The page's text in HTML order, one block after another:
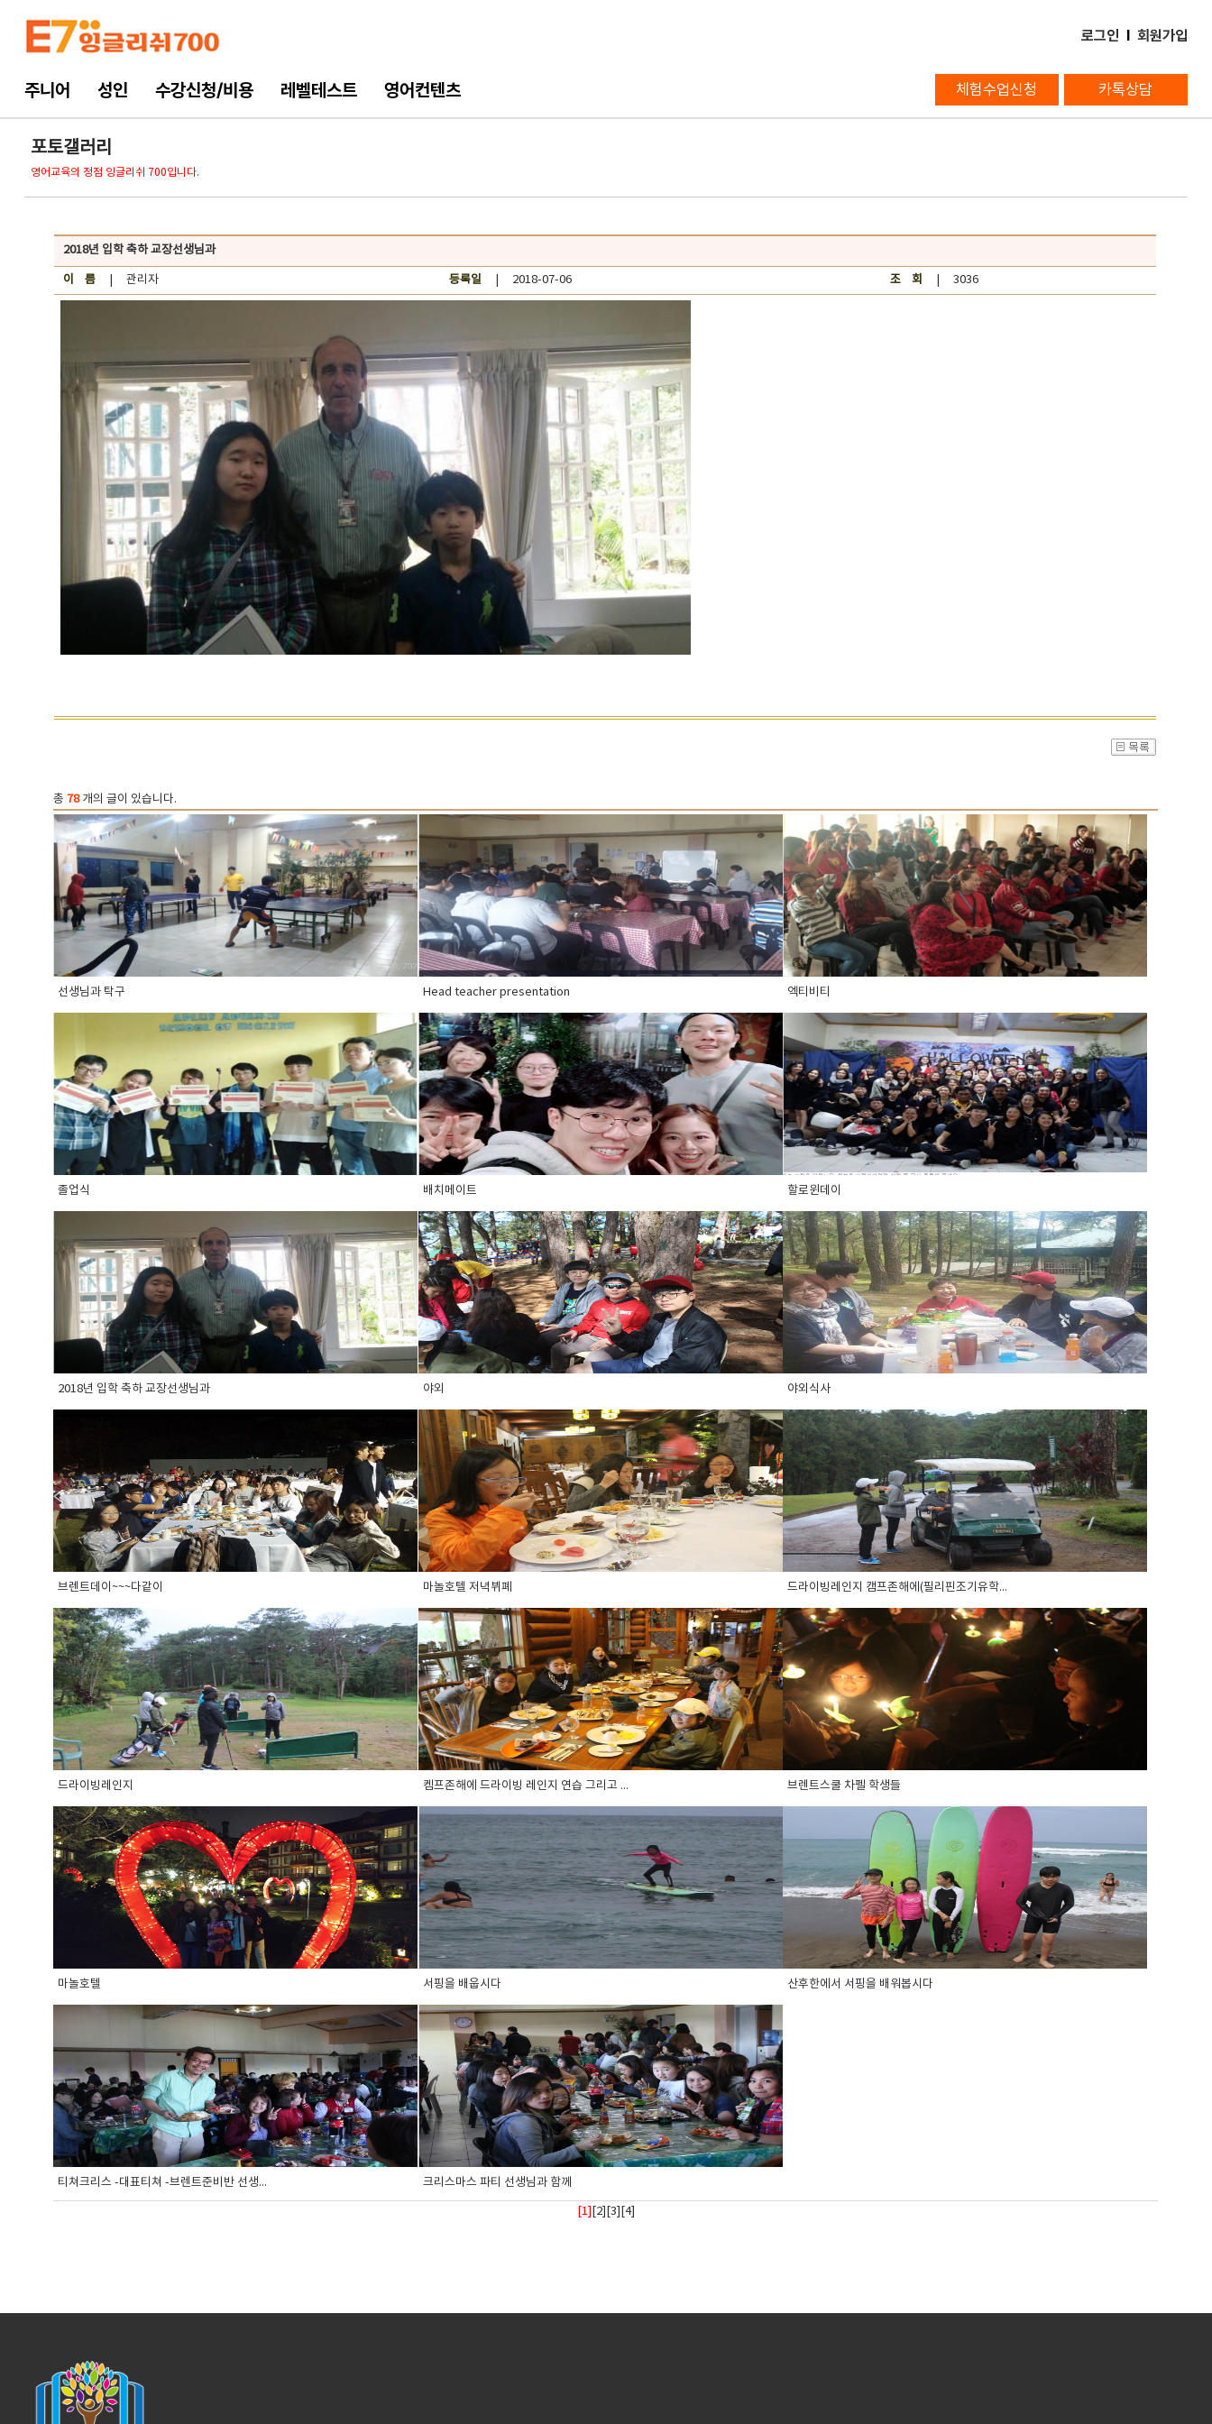
로그인 l 회원가입
주니어 성인 수강신청/비용 레벨테스트 영어컨텐츠 체험수업신청 카톡상담
포토갤러리
영어교육의 정점 잉글리쉬 700입니다.
2018년 입학 축하 교장선생님과
이 름 | 관리자 등록일 | 2018-07-06 조 회 | 3036
총78개의 글이 있습니다.
선생님과 탁구 Head teacher presentation 엑티비티
졸업식 배치메이트 할로윈데이
2018년 입학 축하 교장선생님과 야외 야외식사
브렌트데이~~~다같이 마놀호텔 저녁뷔폐 드라이빙레인지 캠프존해에(필리핀조기유학...
드라이빙레인지 켐프존해에 드라이빙 레인지 연습 그리고 ... 브렌트스쿨 차펠 학생들
마놀호텔 서핑을 배웁시다 산후한에서 서핑을 배워봅시다
티쳐크리스 -대표티쳐 -브렌트준비반 선생... 크리스마스 파티 선생님과 함께
[1] 2][ 3 4]